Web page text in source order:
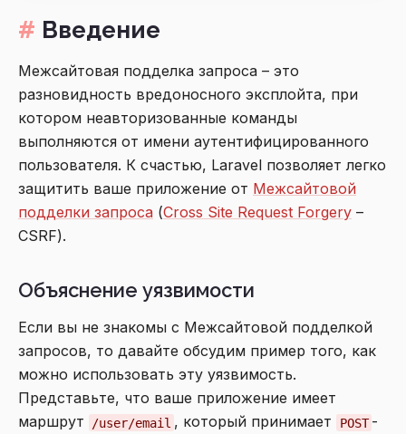
Введение
Межсайтовая подделка запроса – это
разновидность вредоносного эксплойта, при
котором неавторизованные команды
выполняются от имени аутентифицированного
пользователя. К счастью, Laravel позволяет легко
защитить ваше приложение от Межсайтовой
подделки запроса (Cross Site Request Forgery –
CSRF).
Объяснение уязвимости
Если вы не знакомы с Межсайтовой подделкой
запросов, то давайте обсудим пример того, как
можно использовать эту уязвимость.
Представьте, что ваше приложение имеет
маршрут
/user/email , который принимает POST -